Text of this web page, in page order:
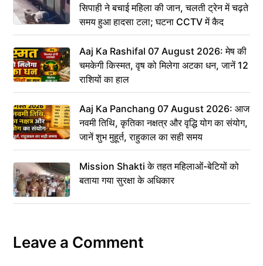
सिपाही ने बचाई महिला की जान, चलती ट्रेन में चढ़ते
समय हुआ हादसा टला; घटना CCTV में कैद
Aaj Ka Rashifal 07 August 2026: मेष की
चमकेगी किस्मत, वृष को मिलेगा अटका धन, जानें 12
राशियों का हाल
Aaj Ka Panchang 07 August 2026: आज
नवमी तिथि, कृतिका नक्षत्र और वृद्धि योग का संयोग,
जानें शुभ मुहूर्त, राहुकाल का सही समय
Mission Shakti के तहत महिलाओं-बेटियों को
बताया गया सुरक्षा के अधिकार
Leave a Comment